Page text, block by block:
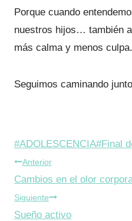
Porque cuando
nuestros hijos… también
más calma y menos culpa.
Seguimos caminando
Etiquetas
de
la
entrada:
#ADOLESCENCIA#Final
Navegación
de
entradas
Anterior
Cambios en el olor
Siguiente
Sueño activo